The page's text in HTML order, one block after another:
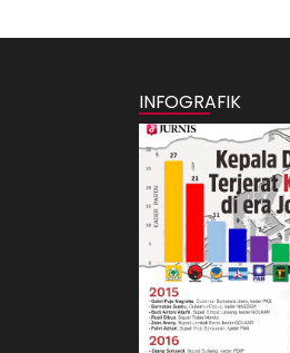
INFOGRAFIK